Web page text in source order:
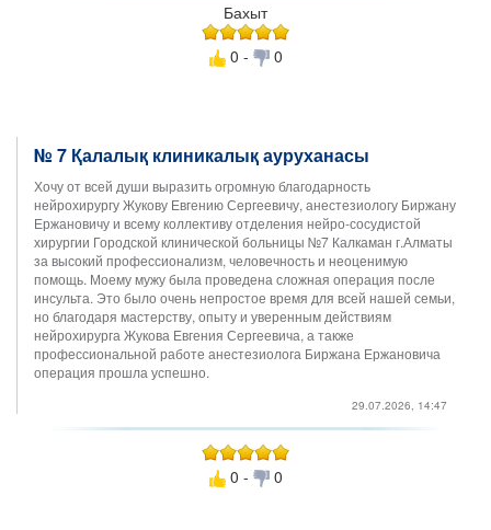
Бахыт
0 -
0
№ 7 Қалалық клиникалық ауруханасы
Хочу от всей души выразить огромную благодарность
нейрохирургу Жукову Евгению Сергеевичу, анестезиологу Биржану
Ержановичу и всему коллективу отделения нейро-сосудистой
хирургии Городской клинической больницы №7 Калкаман г.Алматы
за высокий профессионализм, человечность и неоценимую
помощь. Моему мужу была проведена сложная операция после
инсульта. Это было очень непростое время для всей нашей семьи,
но благодаря мастерству, опыту и уверенным действиям
нейрохирурга Жукова Евгения Сергеевича, а также
профессиональной работе анестезиолога Биржана Ержановича
операция прошла успешно.
29.07.2026, 14:47
0 - 0